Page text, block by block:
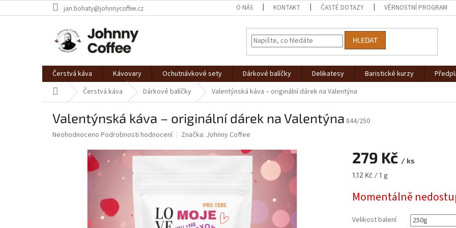
na
jan.bohaty@johnnycoffee.cz O NÁS KONTAKT ČASTÉ DOTAZY VĚRNOSTNÍ PROGRAM
HLEDAT
Čerstvá káva Kávovary Ochutnávkové sety Dárkové balíčky Delikatesy Baristické kurzy
Domů Čerstvá káva Dárkové balíčky Valentýnská káva – originální dárek na Valentýna
Valentýnská káva – originální dárek na Valentýna 844/250
Průměrné
Neohodnoceno Podrobnosti hodnocení Značka: Johnny Coffee
279 Kč / ks
Měrná
1,12 Kč / 1 g
Momentálně
Velikost balení